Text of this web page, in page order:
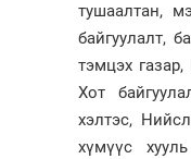
тушаалтан,
байгуулалт,
тэмцэх
Хот
хэлтэс,
хүмүүс